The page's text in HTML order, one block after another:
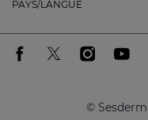
agresser la
Hydratation
PAYS/LANGUE
©